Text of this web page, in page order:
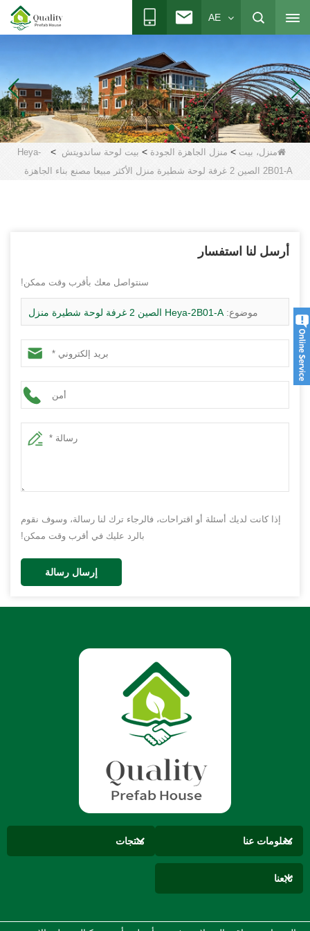
AE
منزل، بيت > منزل الجاهزة الجودة > بيت لوحة ساندويتش >
Heya-
2B01-A الصين 2 غرفة لوحة شطيرة منزل الأكثر مبيعا مصنع بناء الجاهزة
أرسل لنا استفسار
سنتواصل معك بأقرب وقت ممكن!
موضوع: Heya-2B01-A الصين 2 غرفة لوحة شطيرة منزل
الأكثر مبيعا مصنع بناء الجاهزة
إذا كانت لديك أسئلة أو اقتراحات، فالرجاء ترك لنا رسالة، وسوف نقوم
بالرد عليك في أقرب وقت ممكن!
إرسال رسالة
معلومات عنا منتجات
تابعنا